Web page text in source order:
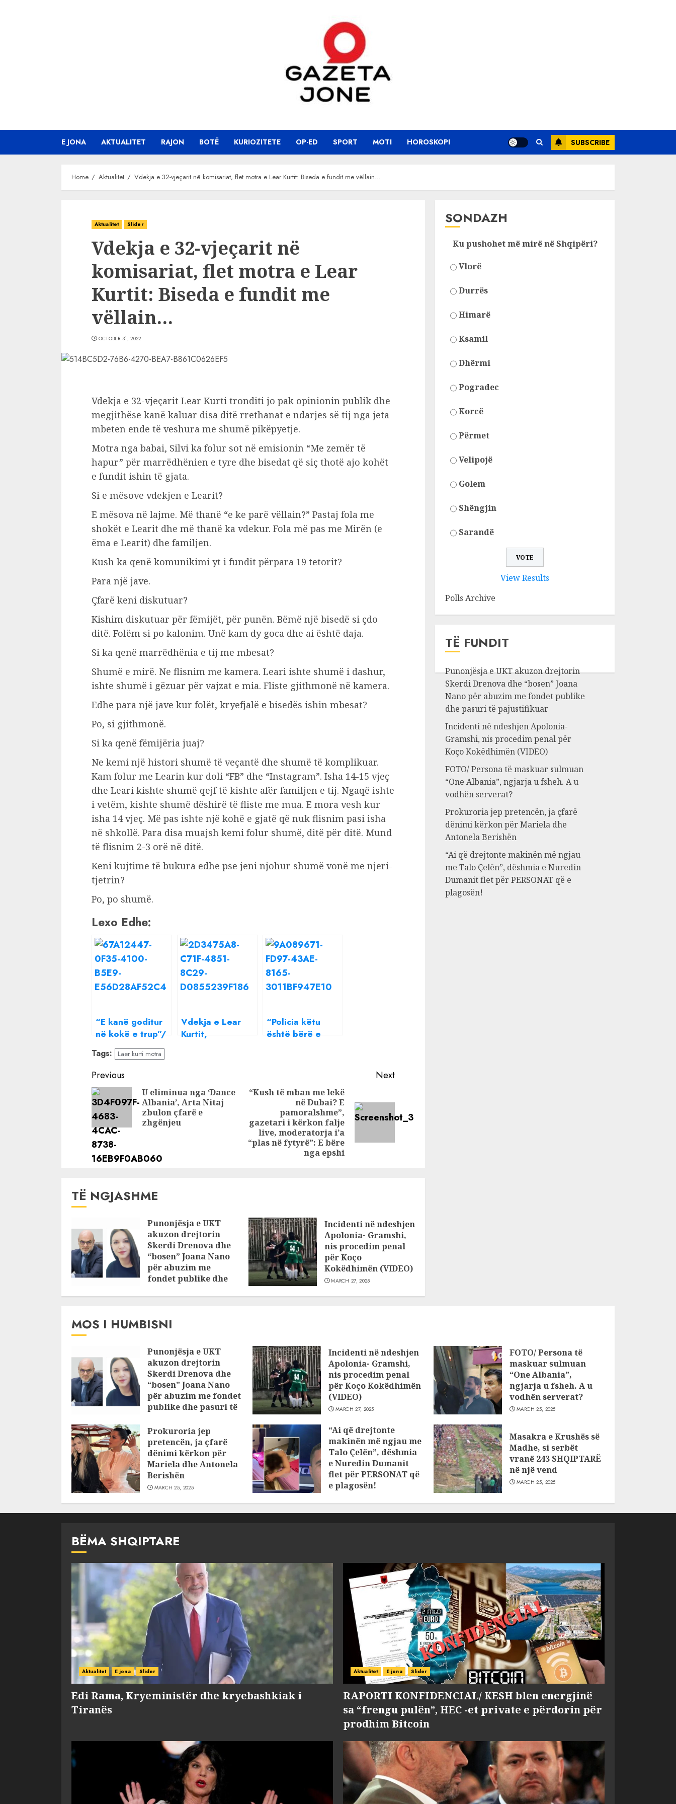
E JONA AKTUALITET RAJON BOTË KURIOZITETE OP-ED SPORT MOTI HOROSKOPI SUBSCRIBE
Home Aktualitet Vdekja e 32-vjeçarit në komisariat, flet motra e Lear Kurtit: Biseda e fundit me vëllain…
Aktualitet Slider
Vdekja e 32-vjeçarit në
komisariat, flet motra e Lear
Kurtit: Biseda e fundit me
vëllain…
OCTOBER 31, 2022
Vdekja e 32-vjeçarit Lear Kurti tronditi jo pak opinionin publik dhe
megjithëse kanë kaluar disa ditë rrethanat e ndarjes së tij nga jeta
mbeten ende të veshura me shumë pikëpyetje.
Motra nga babai, Silvi ka folur sot në emisionin “Me zemër të
hapur” për marrëdhënien e tyre dhe bisedat që siç thotë ajo kohët
e fundit ishin të gjata.
Si e mësove vdekjen e Learit?
E mësova në lajme. Më thanë “e ke parë vëllain?” Pastaj fola me
shokët e Learit dhe më thanë ka vdekur. Fola më pas me Mirën (e
ëma e Learit) dhe familjen.
Kush ka qenë komunikimi yt i fundit përpara 19 tetorit?
Para një jave.
Çfarë keni diskutuar?
Kishim diskutuar për fëmijët, për punën. Bëmë një bisedë si çdo
ditë. Folëm si po kalonim. Unë kam dy goca dhe ai është daja.
Si ka qenë marrëdhënia e tij me mbesat?
Shumë e mirë. Ne flisnim me kamera. Leari ishte shumë i dashur,
ishte shumë i gëzuar për vajzat e mia. Fliste gjithmonë në kamera.
Edhe para një jave kur folët, kryefjalë e bisedës ishin mbesat?
Po, si gjithmonë.
Si ka qenë fëmijëria juaj?
Ne kemi një histori shumë të veçantë dhe shumë të komplikuar.
Kam folur me Learin kur doli “FB” dhe “Instagram”. Isha 14-15 vjeç
dhe Leari kishte shumë qejf të kishte afër familjen e tij. Ngaqë ishte
i vetëm, kishte shumë dëshirë të fliste me mua. E mora vesh kur
isha 14 vjeç. Më pas ishte një kohë e gjatë që nuk flisnim pasi isha
në shkollë. Para disa muajsh kemi folur shumë, ditë për ditë. Mund
të flisnim 2-3 orë në ditë.
Keni kujtime të bukura edhe pse jeni njohur shumë vonë me njeri-
tjetrin?
Po, po shumë.
Lexo Edhe:
“E kanë goditur
në kokë e trup”/
Trondit shoku i
Lear Kurtit: E
gjeta të shtrirë
në tokë në
Komisariat, fajin
e ka policia
Vdekja e Lear
Kurtit,
detyra
“Policia këtu
është bërë e
kishte një
parandjenjë, nuk
e meritonte këtë
tmerr
Tags: Laer kurti motra
Continue
Reading
Previous
post:
U eliminua nga ‘Dance
Albania’, Arta Nitaj
zbulon çfarë e
zhgënjeu
Next
Next
post:
“Kush të mban me lekë
në Dubai? E
pamoralshme”,
gazetari i kërkon falje
live, moderatorja i’a
“plas në fytyrë”: E bëre
nga epshi
TË NGJASHME
Punonjësja e UKT
akuzon drejtorin
Skerdi Drenova dhe
“bosen” Joana Nano
për abuzim me
fondet publike dhe
Incidenti në ndeshjen
Apolonia- Gramshi,
nis procedim penal
për Koço
Kokëdhimën (VIDEO)
MARCH 27, 2025
SONDAZH
Ku pushohet më mirë në Shqipëri?
Vlorë
Durrës
Himarë
Ksamil
Dhërmi
Pogradec
Korcë
Përmet
Velipojë
Golem
Shëngjin
Sarandë
View Results
Polls Archive
TË FUNDIT
Punonjësja e UKT akuzon drejtorin
Skerdi Drenova dhe “bosen” Joana
Nano për abuzim me fondet publike
dhe pasuri të pajustifikuar
Incidenti në ndeshjen Apolonia-
Gramshi, nis procedim penal për
Koço Kokëdhimën (VIDEO)
FOTO/ Persona të maskuar sulmuan
“One Albania”, ngjarja u fsheh. A u
vodhën serverat?
Prokuroria jep pretencën, ja çfarë
dënimi kërkon për Mariela dhe
Antonela Berishën
“Ai që drejtonte makinën më ngjau
me Talo Çelën”, dëshmia e Nuredin
Dumanit flet për PERSONAT që e
plagosën!
MOS I HUMBISNI
Punonjësja e UKT
akuzon drejtorin
Skerdi Drenova dhe
“bosen” Joana Nano
për abuzim me fondet
publike dhe pasuri të
JULY 24, 2025
Incidenti në ndeshjen
Apolonia- Gramshi,
nis procedim penal
për Koço Kokëdhimën
(VIDEO)
MARCH 27, 2025
FOTO/ Persona të
maskuar sulmuan
“One Albania”,
ngjarja u fsheh. A u
vodhën serverat?
MARCH 25, 2025
Prokuroria jep
pretencën, ja çfarë
dënimi kërkon për
Mariela dhe Antonela
Berishën
MARCH 25, 2025
“Ai që drejtonte
makinën më ngjau me
Talo Çelën”, dëshmia
e Nuredin Dumanit
flet për PERSONAT që
e plagosën!
Masakra e Krushës së
Madhe, si serbët
vranë 243 SHQIPTARË
në një vend
MARCH 25, 2025
BËMA SHQIPTARE
Aktualitet E jona Slider
Edi Rama, Kryeministër dhe kryebashkiak i
Tiranës
Aktualitet E jona Slider
RAPORTI KONFIDENCIAL/ KESH blen energjinë
sa “frengu pulën”, HEC -et private e përdorin për
prodhim Bitcoin